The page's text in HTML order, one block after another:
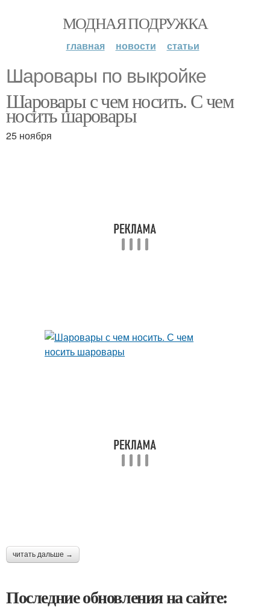
МОДНАЯ ПОДРУЖКА
главная новости статьи
Шаровары по выкройке
Шаровары с чем носить. С чем
носить шаровары
25 ноября
читать дальше →
Последние обновления на сайте: